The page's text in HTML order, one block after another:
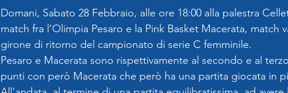
Domani, Sabato 28 Febbraio, alle ore 18:00 alla palestra
match fra l'Olimpia Pesaro e la Pink Basket Macerata, match
girone di ritorno del campionato di serie C femminile.
Pesaro e Macerata sono rispettivamente al secondo e al
punti con però Macerata che però ha una partita giocata in